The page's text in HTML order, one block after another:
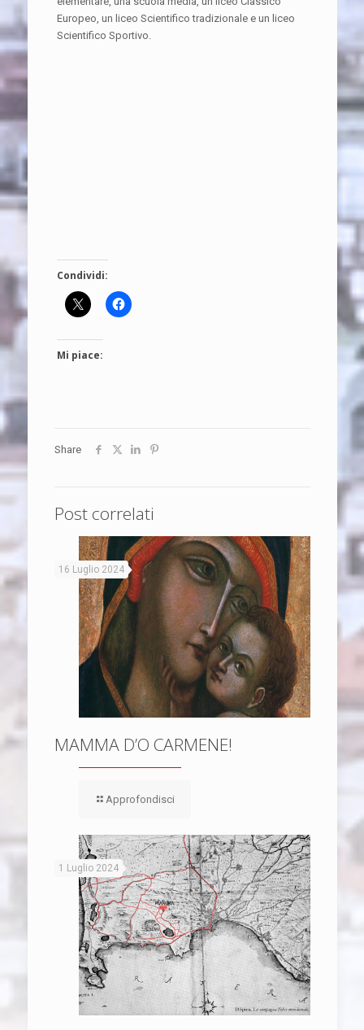
Europeo, un liceo Scientifico tradizionale e un liceo
Scientifico Sportivo.
Condividi:
Mi piace:
Share
Post correlati
16 Luglio 2024
MAMMA D’O CARMENE!
Approfondisci
1 Luglio 2024